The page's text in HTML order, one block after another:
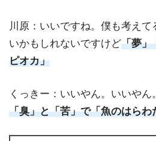
川原：いいですね。僕も考え
いかもしれないですけど「夢」
ピオカ」
くっきー：いいやん。いいやん
「臭」と「苦」で「魚のはらわ